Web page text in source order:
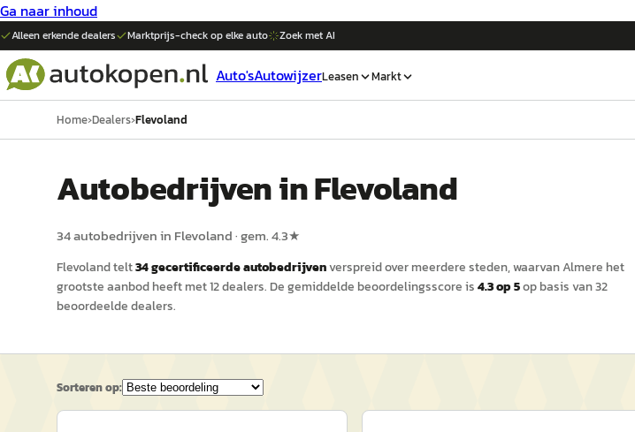
Ga naar inhoud
Alleen erkende dealers Marktprijs-check op elkeauto Zoek met AI
Auto'sAutowijzerLeasen Markt
Home›Dealers›Flevoland
Autobedrijven inFlevoland
34autobedrijven in Flevoland· gem.4.3★
Flevolandtelt34gecertificeerdeautobedrijvenverspreid over meerdere steden, waarvanAlmere het
grootste aanbod heeft met12dealers. De gemiddelde beoordelingsscore is4.3op 5op basis van32
beoordeelde dealers.
Sorteren op: